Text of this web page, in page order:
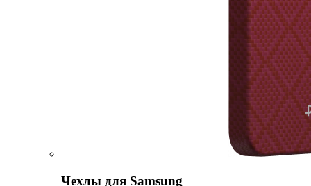
Чехлы для Samsung